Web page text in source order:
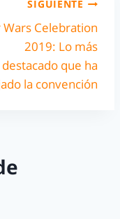
SIGUIENTE
Wars Celebration
2019: Lo más
destacado que ha
la convención